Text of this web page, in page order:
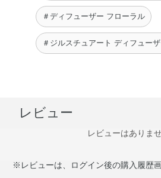
●変色や変形の原因となりますので、使用
や壁、家具等に触れないようにして置い
●使用中、まれにスティックが変色したり
け出す場合がありますが、品質には問題
＜グラスベース＞
●ご使用の前に、アロマティックディフュ
●容器はガラス製のため、落下などの強い
＃ディフューザー フローラル
＃ジルスチュアート ディフュー
レビュー
レビューはありませ
※レビューは、ログイン後の購入履歴